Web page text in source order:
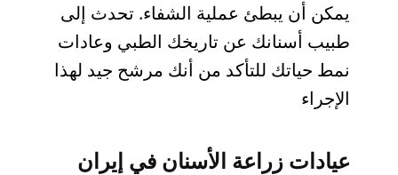
يمكن أن يبطئ عملية الشفاء. تحدث إلى
طبيب أسنانك عن تاريخك الطبي وعادات
نمط حياتك للتأكد من أنك مرشح جيد لهذا
الإجراء
عيادات زراعة الأسنان في إيران